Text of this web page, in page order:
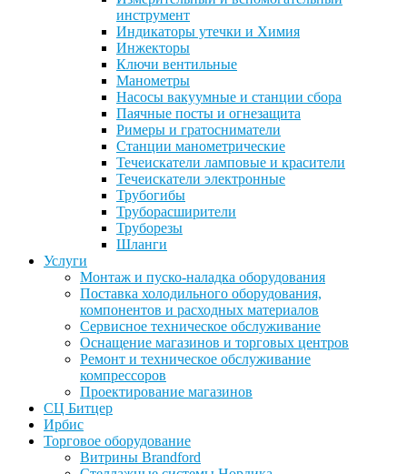
инструмент
Индикаторы утечки и Химия
Инжекторы
Ключи вентильные
Манометры
Насосы вакуумные и станции сбора
Паячные посты и огнезащита
Римеры и гратосниматели
Станции манометрические
Течеискатели ламповые и красители
Течеискатели электронные
Трубогибы
Труборасширители
Труборезы
Шланги
Услуги
Монтаж и пуско-наладка оборудования
Поставка холодильного оборудования,
компонентов и расходных материалов
Сервисное техническое обслуживание
Оснащение магазинов и торговых центров
Ремонт и техническое обслуживание
компрессоров
Проектирование магазинов
СЦ Битцер
Ирбис
Торговое оборудование
Витрины Brandford